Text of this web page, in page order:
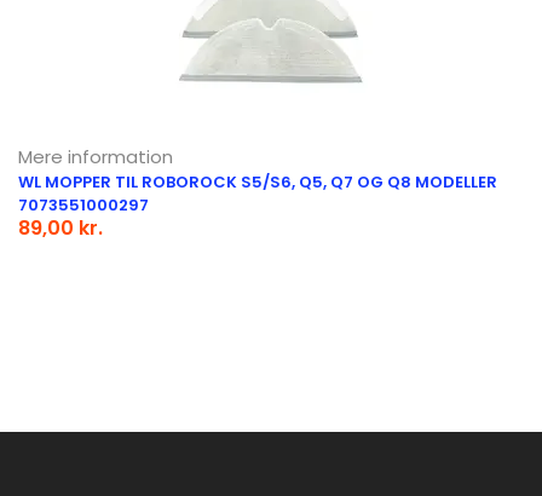
Mere information
WL MOPPER TIL ROBOROCK S5/S6, Q5, Q7 OG Q8 MODELLER
7073551000297
89,00 kr.